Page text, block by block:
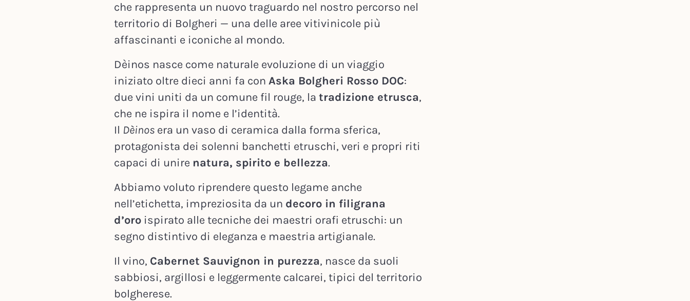
che rappresenta un nuovo traguardo nel nostro percorso nel
territorio di Bolgheri — una delle aree vitivinicole più
affascinanti e iconiche al mondo.
Dèinos nasce come naturale evoluzione di un viaggio
iniziato oltre dieci anni fa con Aska Bolgheri Rosso DOC:
due vini uniti da un comune fil rouge, la tradizione etrusca,
che ne ispira il nome e l’identità.
Il Dèinosera un vaso di ceramica dalla forma sferica,
protagonista dei solenni banchetti etruschi, veri e propri riti
capaci di unire natura, spirito e bellezza.
Abbiamo voluto riprendere questo legame anche
nell’etichetta, impreziosita da un decoro in filigrana
d’oroispirato alle tecniche dei maestri orafi etruschi: un
segno distintivo di eleganza e maestria artigianale.
Il vino, Cabernet Sauvignon in purezza, nasce da suoli
sabbiosi, argillosi e leggermente calcarei, tipici del territorio
bolgherese.